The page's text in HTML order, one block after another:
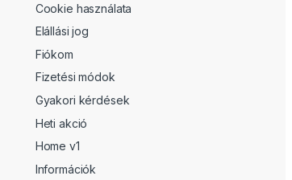
Cookie használata
Elállási jog
Fiókom
Fizetési módok
Gyakori kérdések
Heti akció
Home v1
Információk